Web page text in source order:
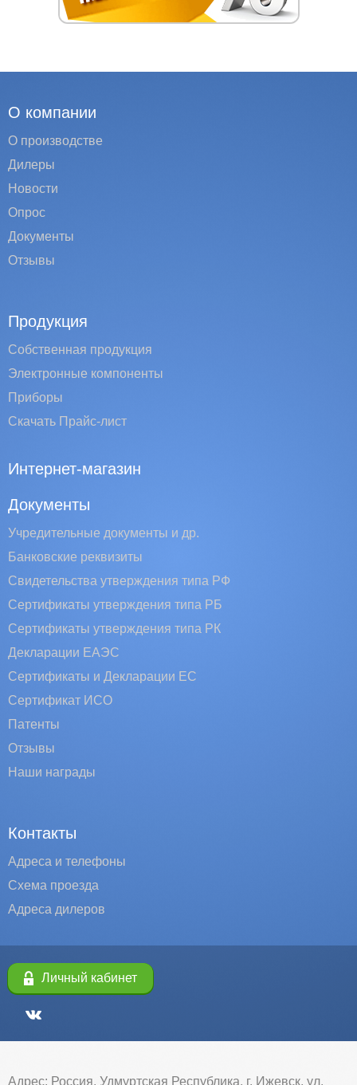
О компании
О производстве
Дилеры
Новости
Опрос
Документы
Отзывы
Продукция
Собственная продукция
Электронные компоненты
Приборы
Скачать Прайс-лист
Интернет-магазин
Документы
Учредительные документы и др.
Банковские реквизиты
Свидетельства утверждения типа РФ
Сертификаты утверждения типа РБ
Сертификаты утверждения типа РК
Декларации ЕАЭС
Сертификаты и Декларации EC
Сертификат ИСО
Патенты
Отзывы
Наши награды
Контакты
Адреса и телефоны
Схема проезда
Адреса дилеров
Личный кабинет
Адрес: Россия, Удмуртская Республика, г. Ижевск, ул.